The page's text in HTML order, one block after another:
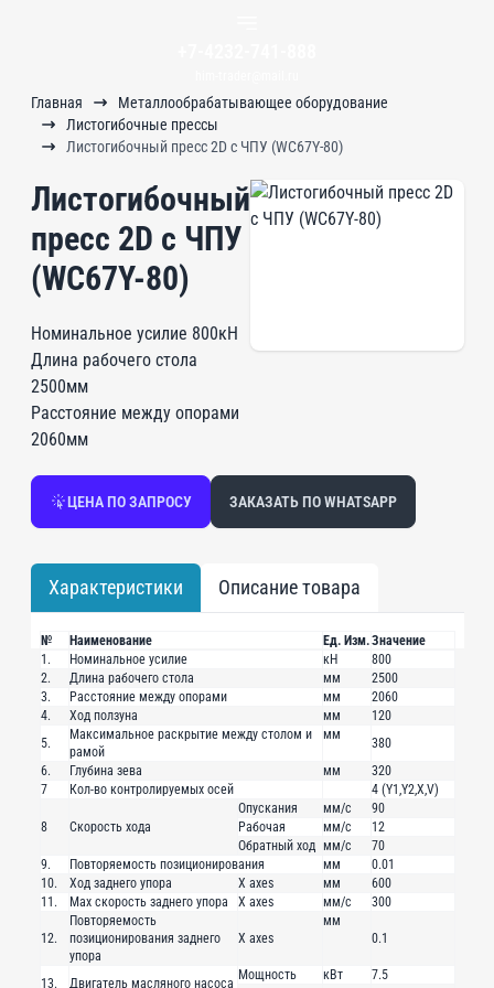
Главная
Металлообрабатывающее оборудование
Листогибочные прессы
Листогибочный пресс 2D c ЧПУ (WC67Y-80)
Листогибочный
пресс 2D c ЧПУ
(WC67Y-80)
Номинальное усилие 800кН
Длина рабочего стола
2500мм
Расстояние между опорами
2060мм
ЦЕНА ПО ЗАПРОСУ ЗАКАЗАТЬ ПО WHATSAPP
Характеристики Описание товара
№ Наименование Ед. Изм.Значение
1.
Номинальное усилие кН
800
2.
Длина рабочего стола мм
2500
3.
Расстояние между опорами мм
2060
4.
Ход ползуна мм
120
5.
Максимальное раскрытие между столом и
рамой
мм
380
6.
Глубина зева мм
320
7
Кол-во контролируемых осей 4 (Y1,Y2,X,V)
8 Скорость хода
Опускания мм/с
90
Рабочая
мм/с
12
Обратный ход мм/с
70
9.
Повторяемость позиционирования мм
0.01
10.
Ход заднего упора X axes мм
600
11.
Мах скорость заднего упора X axes мм/с 300
12.
Повторяемость
позиционирования заднего
упора
X axes
мм
0.1
13. Двигатель масляного насоса
Мощность кВт
7.5